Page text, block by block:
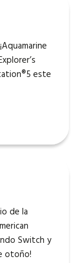
este
de la
Switch y
otoño!